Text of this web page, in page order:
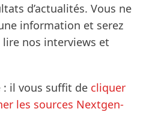
d’actualités. Vous ne
information et serez
nos interviews et
: il vous suffit de cliquer
les sources Nextgen-